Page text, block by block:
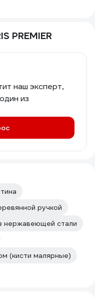
PREMIER
наш эксперт,
из
ручкой
нержавеющей стали
(кисти малярные)